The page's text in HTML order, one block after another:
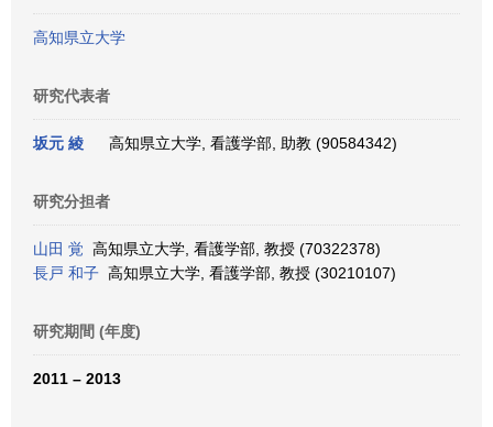
高知県立大学
研究代表者
坂元 綾 高知県立大学, 看護学部, 助教 (90584342)
研究分担者
山田 覚 高知県立大学, 看護学部, 教授 (70322378)
長戸 和子 高知県立大学, 看護学部, 教授 (30210107)
研究期間 (年度)
2011 – 2013